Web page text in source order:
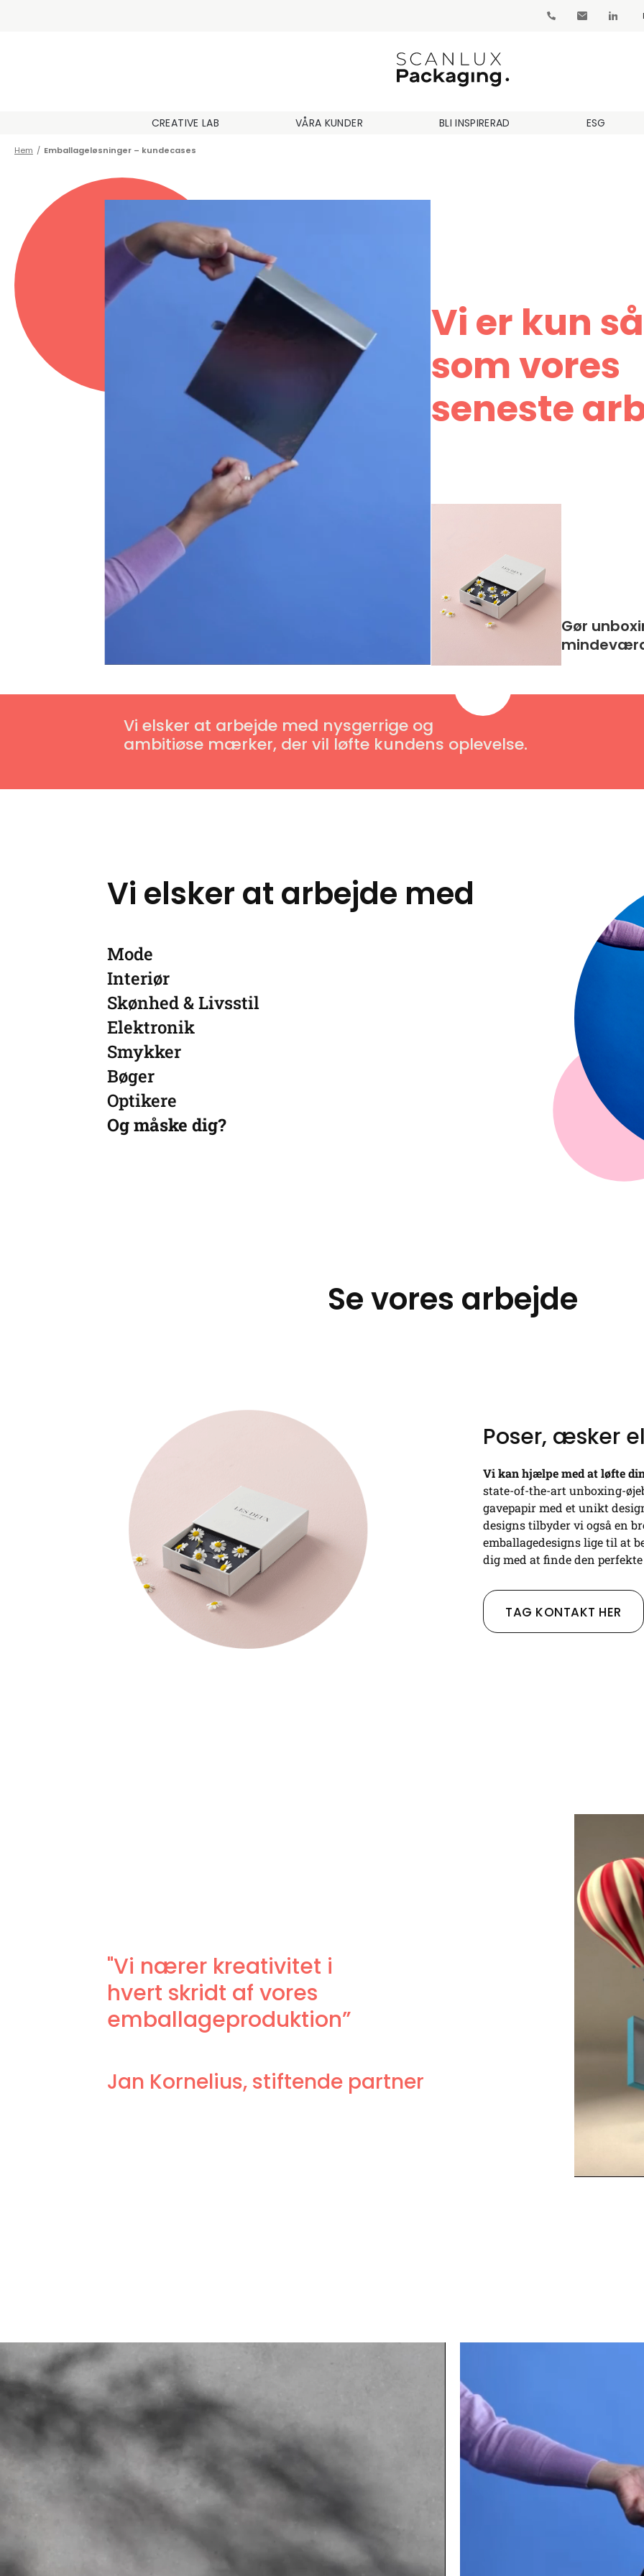
CREATIVE LAB VÅRA KUNDER BLI INSPIRERAD ESG
Hem / Emballageløsninger – kundecases
Vi er kun
som vores
seneste
Gør
Vi elsker at arbejde med nysgerrige og
ambitiøse mærker, der vil løfte kundens oplevelse.
Vi elsker at arbejde med
Mode
Interiør
Skønhed & Livsstil
Elektronik
Smykker
Bøger
Optikere
Og måske dig?
Se vores arbejde
Poser, æsker
Vi kan hjælpe med at løfte
state-of-the-art unboxing-
gavepapir med et unikt
designs tilbyder vi også en
emballagedesigns lige til at
dig med at finde den
TAG KONTAKT HER
"Vi nærer kreativitet i
hvert skridt af vores
emballageproduktion”
Jan Kornelius, stiftende partner